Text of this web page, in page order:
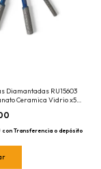
Diamantadas RU15603
Ceramica Vidrio x5
con Transferencia o depósito